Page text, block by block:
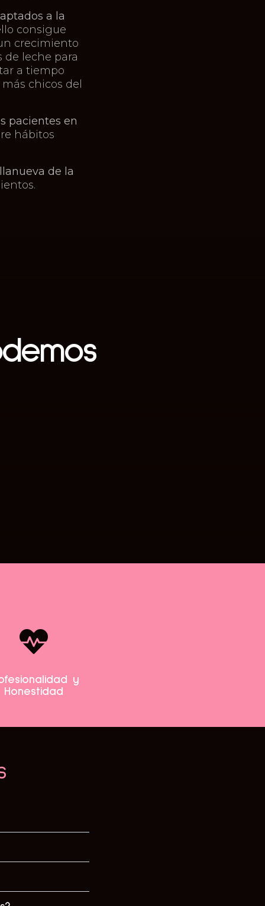
a la
consigue
crecimiento
leche para
a tiempo
chicos del
pacientes en
hábitos
de la
y
Honestidad